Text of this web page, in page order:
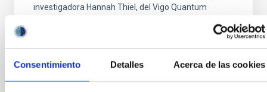
Consentimiento Detalles Acerca de las cookies
investigadora Hannah Thiel, del Vigo Quantum